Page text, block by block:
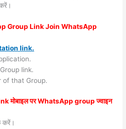
Group Link Join WhatsApp
link.
link.
of that Group.
मोबाइल पर WhatsApp group ज्वाइन
करें।